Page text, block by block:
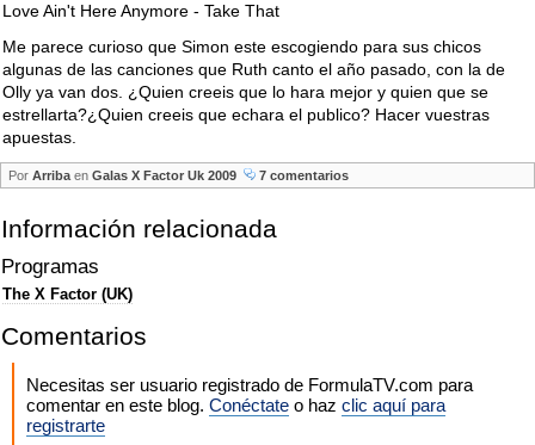
Love Ain't Here Anymore - Take That
Me parece curioso que Simon este escogiendo para sus chicos
algunas de las canciones que Ruth canto el año pasado, con la de
Olly ya van dos. ¿Quien creeis que lo hara mejor y quien que se
estrellarta?¿Quien creeis que echara el publico? Hacer vuestras
apuestas.
Por Arriba en Galas X Factor Uk 2009 7 comentarios
Información relacionada
Programas
The X Factor (UK)
Comentarios
Necesitas ser usuario registrado de FormulaTV.com para
comentar en este blog. Conéctate o haz clic aquí para
registrarte